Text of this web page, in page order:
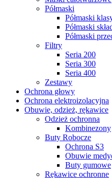
Półmaski
Półmaski
Półmaski
Półmaski
Filtry
Seria 200
Seria 300
Seria 400
Zestawy
Ochrona głowy
Ochrona elektroizolacyjna
Obuwie, odzież, rękawice
Odzież ochronna
Kombinezony
Buty Robocze
Ochrona S3
Obuwie
Buty gumowe
Rękawice ochronne